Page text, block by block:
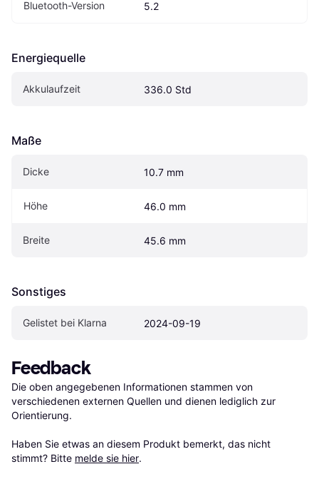
Bluetooth-Version 5.2
Energiequelle
Akkulaufzeit 336.0 Std
Maße
Dicke 10.7 mm
Höhe 46.0 mm
Breite 45.6 mm
Sonstiges
Gelistet bei Klarna 2024-09-19
Feedback
Die oben angegebenen Informationen stammen von
verschiedenen externen Quellen und dienen lediglich zur
Orientierung.
Haben Sie etwas an diesem Produkt bemerkt, das nicht
stimmt? Bitte melde sie hier.